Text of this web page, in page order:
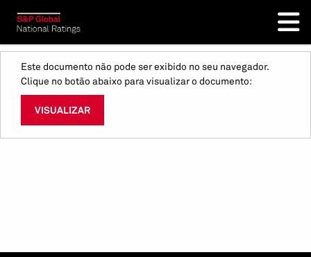
Este documento não pode ser exibido no seu navegador.
Clique no botão abaixo para visualizar o documento:
VISUALIZAR